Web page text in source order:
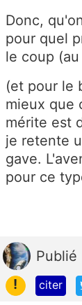
Donc,
pour quel
le coup
(et pour le
mieux que
mérite est
je retente
gave.
pour ce
Publié
!
citer